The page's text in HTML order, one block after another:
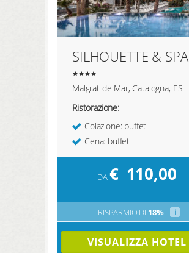
SILHOUETTE & SPA
Malgrat de Mar, Catalogna, ES
Ristorazione:
Colazione: buffet
Cena: buffet
DA€ 110,00
RISPARMIO DI 18% i
VISUALIZZA HOTEL